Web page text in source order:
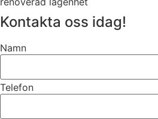
Kontakta oss idag!
Namn
Telefon